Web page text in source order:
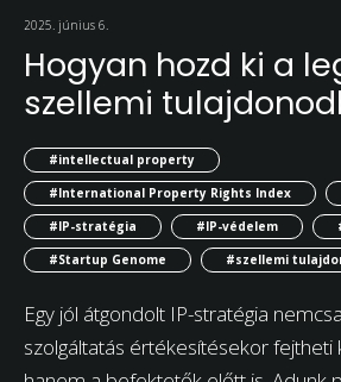
2025. június 6.
Hogyan hozd ki a
szellemi
#intellectual property
#International Property Rights Index
#IP-stratégia
#IP-védelem
#Startup Genome
#szellemi
Egy jól átgondolt IP-stratégia
szolgáltatás értékesítésekor fejtheti